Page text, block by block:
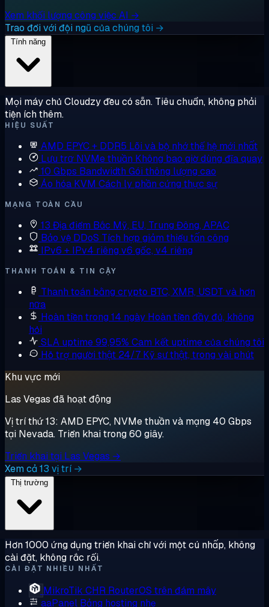
Xem khối lượng công việc AI →
Trao đổi với đội ngũ của chúng tôi →
Mọi máy chủ Cloudzy đều có sẵn. Tiêu chuẩn, không phải
tiện ích thêm.
HIỆU SUẤT
AMD EPYC + DDR5 Lõi và bộ nhớ thế hệ mới nhất
Lưu trữ NVMe thuần Không bao giờ dùng đĩa quay
10 Gbps Bandwidth Gói thông lượng cao
Ảo hóa KVM Cách ly phần cứng thực sự
MẠNG TOÀN CẦU
13 Địa điểm Bắc Mỹ, EU, Trung Đông, APAC
Bảo vệ DDoS Tích hợp giảm thiểu tấn công
IPv6 + IPv4 riêng v6 gốc, v4 riêng
THANH TOÁN & TIN CẬY
Thanh toán bằng crypto BTC, XMR, USDT và hơn
nữa
Hoàn tiền trong 14 ngày Hoàn tiền đầy đủ, không
hỏi
SLA uptime 99,95% Cam kết uptime của chúng tôi
Hỗ trợ người thật 24/7 Kỹ sư thật, trong vài phút
Khu vực mới
Las Vegas đã hoạt động
Vị trí thứ 13: AMD EPYC, NVMe thuần và mạng 40 Gbps
tại Nevada. Triển khai trong 60 giây.
Triển khai tại Las Vegas →
Xem cả 13 vị trí →
Hơn 1000 ứng dụng triển khai chỉ với một cú nhấp, không
cài đặt, không rắc rối.
CÀI ĐẶT NHIỀU NHẤT
MikroTik CHR RouterOS trên đám mây
aaPanel Bảng hosting nhẹ